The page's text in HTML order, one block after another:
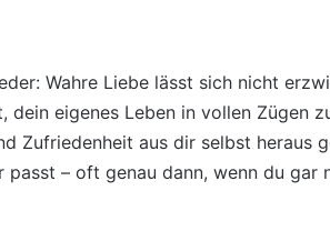
Wahre Liebe lässt sich nicht
eigenes Leben in vollen Zügen
Zufriedenheit aus dir selbst heraus
– oft genau dann, wenn du gar